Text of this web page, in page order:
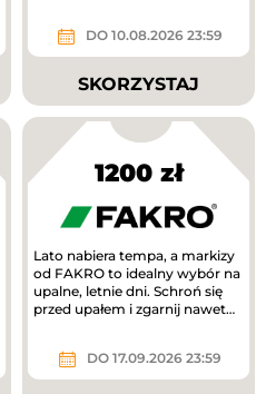
DO 10.08.2026 23:59
SKORZYSTAJ
1200 zł
Lato nabiera tempa, a markizy
od FAKRO to idealny wybór na
upalne, letnie dni. Schroń się
przed upałem i zgarnij nawet
DO 17.09.2026 23:59